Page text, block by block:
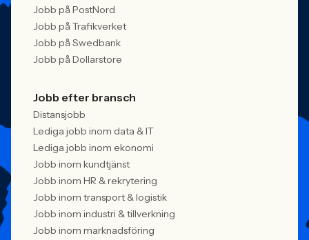
Jobb på PostNord
Jobb på Trafikverket
Jobb på Swedbank
Jobb på Dollarstore
Jobb efter bransch
Distansjobb
Lediga jobb inom data & IT
Lediga jobb inom ekonomi
Jobb inom kundtjänst
Jobb inom HR & rekrytering
Jobb inom transport & logistik
Jobb inom industri & tillverkning
Jobb inom marknadsföring